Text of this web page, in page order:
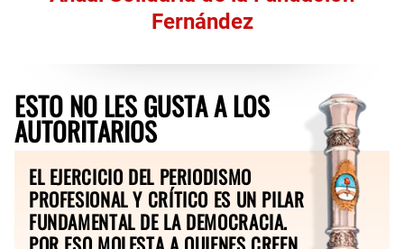
Fernández
ESTO NO LES GUSTA A LOS
AUTORITARIOS
EL EJERCICIO DEL PERIODISMO
PROFESIONAL Y CRÍTICO ES UN PILAR
FUNDAMENTAL DE LA DEMOCRACIA.